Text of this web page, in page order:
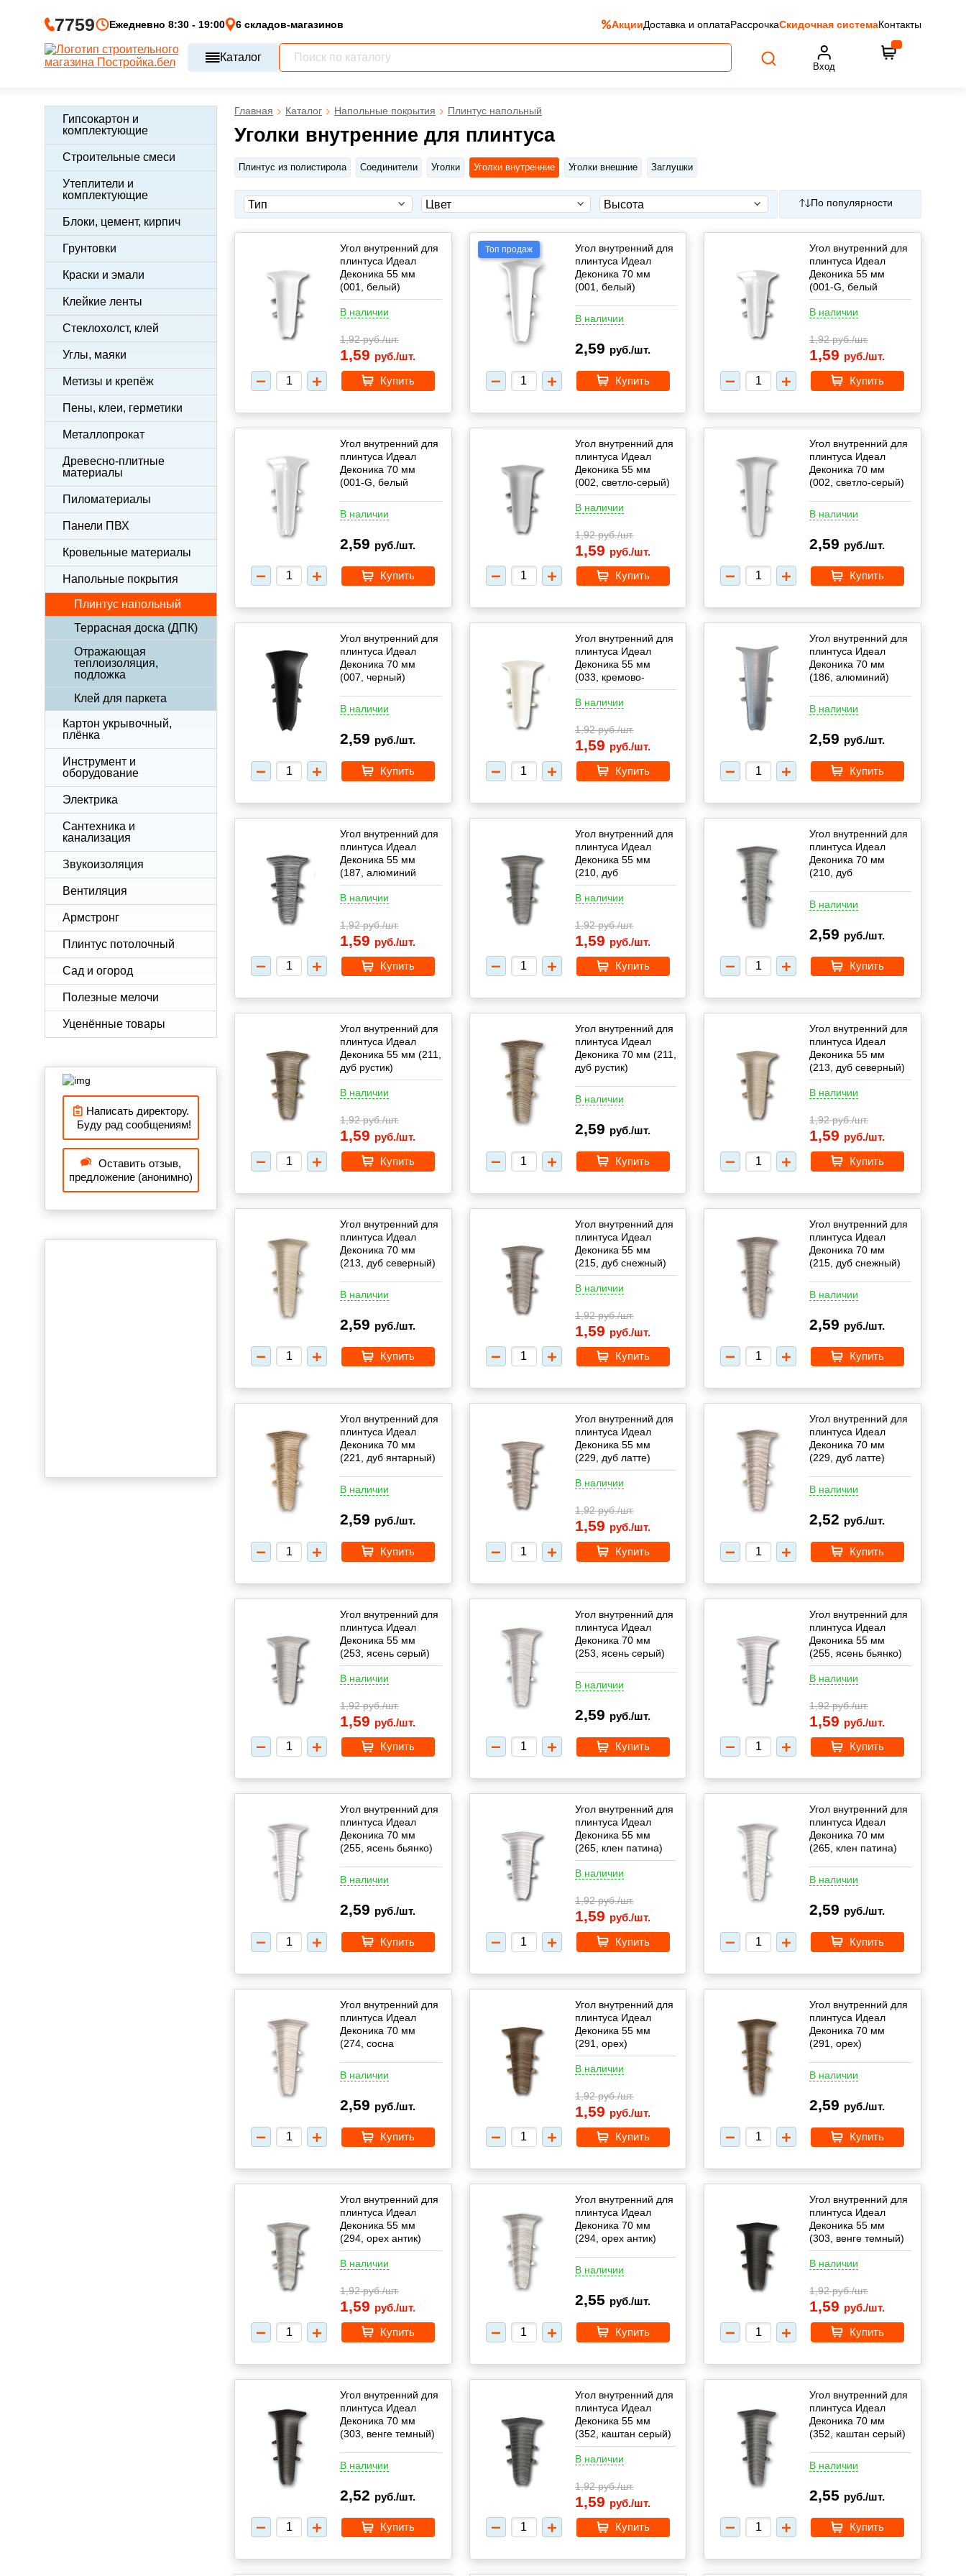
7759 Ежедневно 8:30 - 19:00 6 складов-магазинов АкцииДоставка и оплатаРассрочкаСкидочная системаКонтакты
Каталог
Вход
Гипсокартон и
комплектующие
Строительные смеси
Утеплители и
комплектующие
Блоки, цемент, кирпич
Грунтовки
Краски и эмали
Клейкие ленты
Стеклохолст, клей
Углы, маяки
Метизы и крепёж
Пены, клеи, герметики
Металлопрокат
Древесно-плитные
материалы
Пиломатериалы
Панели ПВХ
Кровельные материалы
Напольные покрытия
Плинтус напольный
Террасная доска (ДПК)
Отражающая
теплоизоляция,
подложка
Клей для паркета
Картон укрывочный,
плёнка
Инструмент и
оборудование
Электрика
Сантехника и
канализация
Звукоизоляция
Вентиляция
Армстронг
Плинтус потолочный
Сад и огород
Полезные мелочи
Уценённые товары
Написать директору.
Буду рад сообщениям!
Оставить отзыв,
предложение (анонимно)
Главная Каталог Напольные покрытия Плинтус напольный
Уголки внутренние для плинтуса
Плинтус из полистирола Соединители Уголки Уголки внутренние Уголки внешние Заглушки
По популярности
Угол внутренний для
плинтуса Идеал
Деконика 55 мм
(001, белый)
В наличии
1,92руб./шт.
1,59 руб./шт.
Купить
Топ продаж
Угол внутренний для
плинтуса Идеал
Деконика 70 мм
(001, белый)
В наличии
2,59 руб./шт.
Купить
Угол внутренний для
плинтуса Идеал
Деконика 55 мм
(001-G, белый
глянцевый)
В наличии
1,92руб./шт.
1,59 руб./шт.
Купить
Угол внутренний для
плинтуса Идеал
Деконика 70 мм
(001-G, белый
В наличии
2,59 руб./шт.
Купить
Угол внутренний для
плинтуса Идеал
Деконика 55 мм
(002, светло-серый)
В наличии
1,92руб./шт.
1,59 руб./шт.
Купить
Угол внутренний для
плинтуса Идеал
Деконика 70 мм
(002, светло-серый)
В наличии
2,59 руб./шт.
Купить
Угол внутренний для
плинтуса Идеал
Деконика 70 мм
(007, черный)
В наличии
2,59 руб./шт.
Купить
Угол внутренний для
плинтуса Идеал
Деконика 55 мм
(033, кремово-
белый)
В наличии
1,92руб./шт.
1,59 руб./шт.
Купить
Угол внутренний для
плинтуса Идеал
Деконика 70 мм
(186, алюминий)
В наличии
2,59 руб./шт.
Купить
Угол внутренний для
плинтуса Идеал
Деконика 55 мм
(187, алюминий
темный)
В наличии
1,92руб./шт.
1,59 руб./шт.
Купить
Угол внутренний для
плинтуса Идеал
Деконика 55 мм
(210, дуб
пепельный)
В наличии
1,92руб./шт.
1,59 руб./шт.
Купить
Угол внутренний для
плинтуса Идеал
Деконика 70 мм
(210, дуб
В наличии
2,59 руб./шт.
Купить
Угол внутренний для
плинтуса Идеал
Деконика 55 мм (211,
дуб рустик)
В наличии
1,92руб./шт.
1,59 руб./шт.
Купить
Угол внутренний для
плинтуса Идеал
Деконика 70 мм (211,
дуб рустик)
В наличии
2,59 руб./шт.
Купить
Угол внутренний для
плинтуса Идеал
Деконика 55 мм
(213, дуб северный)
В наличии
1,92руб./шт.
1,59 руб./шт.
Купить
Угол внутренний для
плинтуса Идеал
Деконика 70 мм
(213, дуб северный)
В наличии
2,59 руб./шт.
Купить
Угол внутренний для
плинтуса Идеал
Деконика 55 мм
(215, дуб снежный)
В наличии
1,92руб./шт.
1,59 руб./шт.
Купить
Угол внутренний для
плинтуса Идеал
Деконика 70 мм
(215, дуб снежный)
В наличии
2,59 руб./шт.
Купить
Угол внутренний для
плинтуса Идеал
Деконика 70 мм
(221, дуб янтарный)
В наличии
2,59 руб./шт.
Купить
Угол внутренний для
плинтуса Идеал
Деконика 55 мм
(229, дуб латте)
В наличии
1,92руб./шт.
1,59 руб./шт.
Купить
Угол внутренний для
плинтуса Идеал
Деконика 70 мм
(229, дуб латте)
В наличии
2,52 руб./шт.
Купить
Угол внутренний для
плинтуса Идеал
Деконика 55 мм
(253, ясень серый)
В наличии
1,92руб./шт.
1,59 руб./шт.
Купить
Угол внутренний для
плинтуса Идеал
Деконика 70 мм
(253, ясень серый)
В наличии
2,59 руб./шт.
Купить
Угол внутренний для
плинтуса Идеал
Деконика 55 мм
(255, ясень бьянко)
В наличии
1,92руб./шт.
1,59 руб./шт.
Купить
Угол внутренний для
плинтуса Идеал
Деконика 70 мм
(255, ясень бьянко)
В наличии
2,59 руб./шт.
Купить
Угол внутренний для
плинтуса Идеал
Деконика 55 мм
(265, клен патина)
В наличии
1,92руб./шт.
1,59 руб./шт.
Купить
Угол внутренний для
плинтуса Идеал
Деконика 70 мм
(265, клен патина)
В наличии
2,59 руб./шт.
Купить
Угол внутренний для
плинтуса Идеал
Деконика 70 мм
(274, сосна
В наличии
2,59 руб./шт.
Купить
Угол внутренний для
плинтуса Идеал
Деконика 55 мм
(291, орех)
В наличии
1,92руб./шт.
1,59 руб./шт.
Купить
Угол внутренний для
плинтуса Идеал
Деконика 70 мм
(291, орех)
В наличии
2,59 руб./шт.
Купить
Угол внутренний для
плинтуса Идеал
Деконика 55 мм
(294, орех антик)
В наличии
1,92руб./шт.
1,59 руб./шт.
Купить
Угол внутренний для
плинтуса Идеал
Деконика 70 мм
(294, орех антик)
В наличии
2,55 руб./шт.
Купить
Угол внутренний для
плинтуса Идеал
Деконика 55 мм
(303, венге темный)
В наличии
1,92руб./шт.
1,59 руб./шт.
Купить
Угол внутренний для
плинтуса Идеал
Деконика 70 мм
(303, венге темный)
В наличии
2,52 руб./шт.
Купить
Угол внутренний для
плинтуса Идеал
Деконика 55 мм
(352, каштан серый)
В наличии
1,92руб./шт.
1,59 руб./шт.
Купить
Угол внутренний для
плинтуса Идеал
Деконика 70 мм
(352, каштан серый)
В наличии
2,55 руб./шт.
Купить